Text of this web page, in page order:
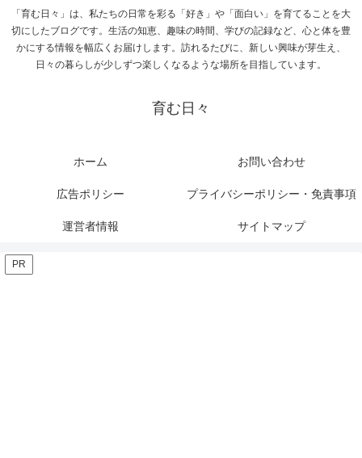
「育む日々」は、私たちの日常を彩る「好き」や「面白い」を育てることを大
切にしたブログです。生活の知恵、趣味の時間、学びの記録など、心と体を豊
かにする情報を幅広くお届けします。訪れるたびに、新しい興味が芽生え、
日々の暮らしが少しずつ楽しくなるような場所を目指しています。
育む日々
ホーム お問い合わせ
広告ポリシー プライバシーポリシー・免責事項
運営者情報 サイトマップ
PR